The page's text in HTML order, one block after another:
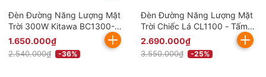
Đèn Đường Năng Lượng Mặt
Trời 300W Kitawa BC1300-V
(Đã bao gồm VAT)
1.650.000₫
2.540.000₫ -36%
Đèn Đường Năng Lượng Mặt
Trời Chiếc Lá CL1100 - Tấm
Pin Mono
2.690.000₫
3.550.000₫ -25%